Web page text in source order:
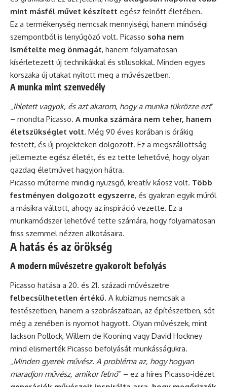
mint másfél művet készített egész felnőtt életében.
Ez a termékenység nemcsak mennyiségi, hanem minőségi
szempontból is lenyűgöző volt. Picasso soha nem
ismételte meg önmagát, hanem folyamatosan
kísérletezett új technikákkal és stílusokkal. Minden egyes
korszaka új utakat nyitott meg a művészetben.
A munka mint szenvedély
Ihletett vagyok, és azt akarom, hogy a munka tükrözze ezt”
– mondta Picasso. A munka számára nem teher, hanem
életszükséglet volt. Még 90 éves korában is órákig
festett, és új projekteken dolgozott. Ez a megszállottság
jellemezte egész életét, és ez tette lehetővé, hogy olyan
gazdag életművet hagyjon hátra.
Picasso műterme mindig nyüzsgő, kreatív káosz volt. Több
festményen dolgozott egyszerre, és gyakran egyik műről
a másikra váltott, ahogy az inspiráció vezette. Ez a
munkamódszer lehetővé tette számára, hogy folyamatosan
friss szemmel nézzen alkotásaira.
A hatás és az örökség
A modern művészetre gyakorolt befolyás
Picasso hatása a 20. és 21. századi művészetre
felbecsülhetetlen értékű. A kubizmus nemcsak a
festészetben, hanem a szobrászatban, az építészetben, sőt
még a zenében is nyomot hagyott. Olyan művészek, mint
Jackson Pollock, Willem de Kooning vagy David Hockney
mind elismerték Picasso befolyását munkásságukra.
Minden gyerek művész. A probléma az, hogy hogyan
maradjon művész, amikor felnő” – ez a híres Picasso-idézet